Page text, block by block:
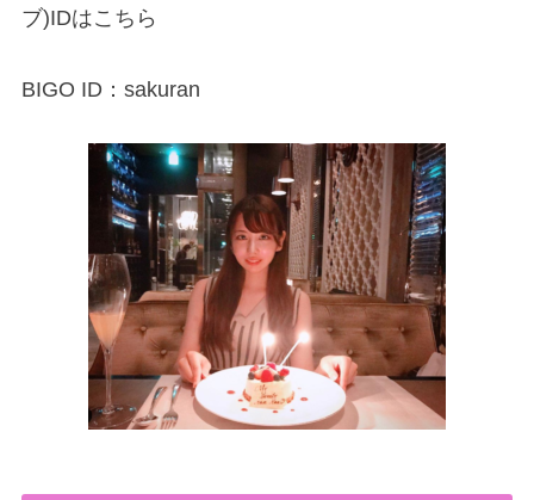
ブ)IDはこちら
BIGO ID：sakuran